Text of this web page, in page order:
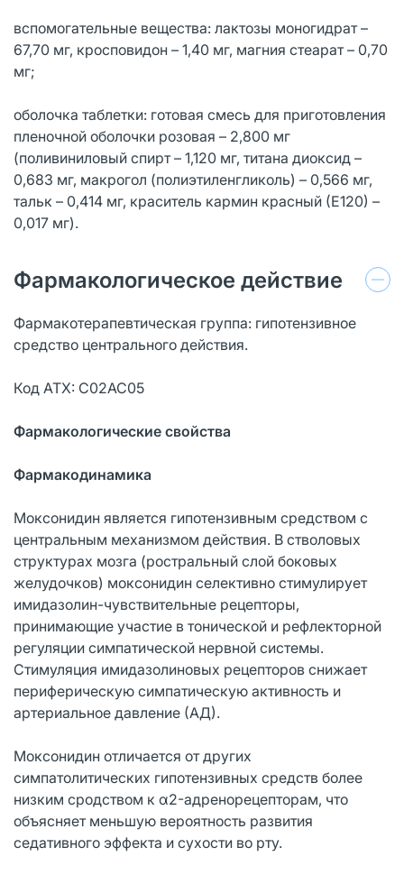
вспомогательные вещества: лактозы моногидрат –
67,70 мг, кросповидон – 1,40 мг, магния стеарат – 0,70
мг;
оболочка таблетки: готовая смесь для приготовления
пленочной оболочки розовая – 2,800 мг
(поливиниловый спирт – 1,120 мг, титана диоксид –
0,683 мг, макрогол (полиэтиленгликоль) – 0,566 мг,
тальк – 0,414 мг, краситель кармин красный (Е120) –
0,017 мг).
Фармакологическое действие
Фармакотерапевтическая группа: гипотензивное
средство центрального действия.
Код АТХ: С02АС05
Фармакологические свойства
Фармакодинамика
Моксонидин является гипотензивным средством с
центральным механизмом действия. В стволовых
структурах мозга (ростральный слой боковых
желудочков) моксонидин селективно стимулирует
имидазолин-чувствительные рецепторы,
принимающие участие в тонической и рефлекторной
регуляции симпатической нервной системы.
Стимуляция имидазолиновых рецепторов снижает
периферическую симпатическую активность и
артериальное давление (АД).
Моксонидин отличается от других
симпатолитических гипотензивных средств более
низким сродством к α2-адренорецепторам, что
объясняет меньшую вероятность развития
седативного эффекта и сухости во рту.